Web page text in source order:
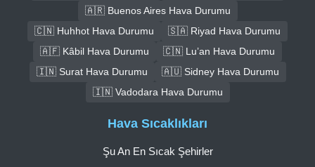
🇦🇷 Buenos Aires Hava Durumu
🇨🇳 Huhhot Hava Durumu
🇸🇦 Riyad Hava Durumu
🇦🇫 Kâbil Hava Durumu
🇨🇳 Lu’an Hava Durumu
🇮🇳 Surat Hava Durumu
🇦🇺 Sidney Hava Durumu
🇮🇳 Vadodara Hava Durumu
Hava Sıcaklıkları
Şu An En Sıcak Şehirler